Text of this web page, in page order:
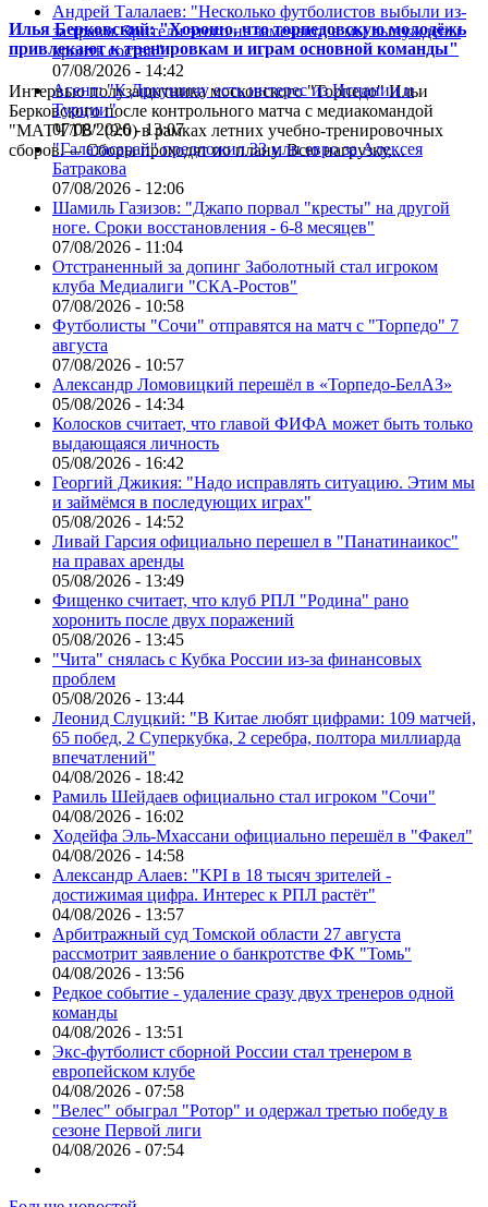
Илья Берковский: "Хорошо, что торпедовскую молодёжь
привлекают к тренировкам и играм основной команды"
Интервью полузащитника московского "Торпедо" Ильи
Берковского после контрольного матча с медиакомандой
"МАТЧ ТВ" (9:0) в рамках летних учебно-тренировочных
сборов.— Сборы проходят по плану. Всю нагрузку,...
Андрей Талалаев: "Несколько футболистов выбыли из-
за травм. Зрители этого не замечают, а мы вынуждены
кроить состав"
07/08/2026 - 14:42
Агент: "К Дркушичу есть интерес из Испании и
Турции"
07/08/2026 - 13:07
"Галатасарай" предложил 33 млн евро за Алексея
Батракова
07/08/2026 - 12:06
Шамиль Газизов: "Джапо порвал "кресты" на другой
ноге. Сроки восстановления - 6-8 месяцев"
07/08/2026 - 11:04
Отстраненный за допинг Заболотный стал игроком
клуба Медиалиги "СКА-Ростов"
07/08/2026 - 10:58
Футболисты "Сочи" отправятся на матч с "Торпедо" 7
августа
07/08/2026 - 10:57
Александр Ломовицкий перешёл в «Торпедо-БелАЗ»
05/08/2026 - 14:34
Колосков считает, что главой ФИФА может быть только
выдающаяся личность
05/08/2026 - 16:42
Георгий Джикия: "Надо исправлять ситуацию. Этим мы
и займёмся в последующих играх"
05/08/2026 - 14:52
Ливай Гарсия официально перешел в "Панатинаикос"
на правах аренды
05/08/2026 - 13:49
Фищенко считает, что клуб РПЛ "Родина" рано
хоронить после двух поражений
05/08/2026 - 13:45
"Чита" снялась с Кубка России из-за финансовых
проблем
05/08/2026 - 13:44
Леонид Слуцкий: "В Китае любят цифрами: 109 матчей,
65 побед, 2 Суперкубка, 2 серебра, полтора миллиарда
впечатлений"
04/08/2026 - 18:42
Рамиль Шейдаев официально стал игроком "Сочи"
04/08/2026 - 16:02
Ходейфа Эль-Мхассани официально перешёл в "Факел"
04/08/2026 - 14:58
Александр Алаев: "KPI в 18 тысяч зрителей -
достижимая цифра. Интерес к РПЛ растёт"
04/08/2026 - 13:57
Арбитражный суд Томской области 27 августа
рассмотрит заявление о банкротстве ФК "Томь"
04/08/2026 - 13:56
Редкое событие - удаление сразу двух тренеров одной
команды
04/08/2026 - 13:51
Экс-футболист сборной России стал тренером в
европейском клубе
04/08/2026 - 07:58
"Велес" обыграл "Ротор" и одержал третью победу в
сезоне Первой лиги
04/08/2026 - 07:54